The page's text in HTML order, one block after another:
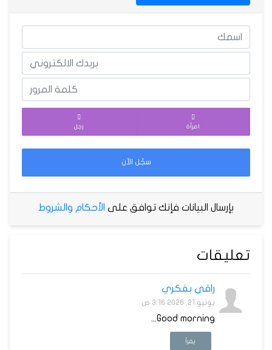
امرأة رجل
سجّل الآن
بإرسال البيانات فإنك توافق على الأحكام والشروط
تعليقات
راقي بفكري
يونيو 21, 2026 3:16 ص
Good morning...
يقرأ